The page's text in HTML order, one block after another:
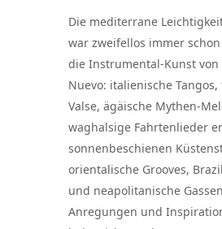
Die mediterrane
war zweifellos immer
die Instrumental-Kunst von
Nuevo: italienische
Valse, ägäische Mythen-
waghalsige Fahrtenlieder
sonnenbeschienen
orientalische Grooves,
und neapolitanische
Anregungen und